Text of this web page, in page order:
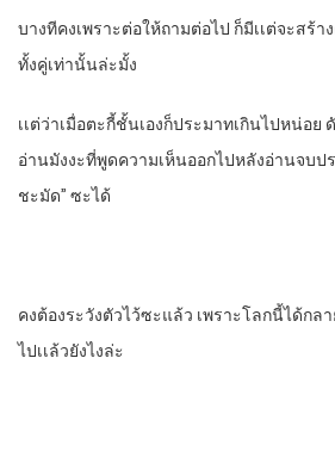
บางทีคงเพราะต่อให้ถามต่อไป​ ก็มีเเต่จะสร้า
ทั้งคู่เท่านั้นล่ะมั้ง
เเต่ว่าเมื่อตะกี้​ชั้นเองก็ประมาท​เกินไปหน่อ
อ่านมังงะที่พูดความเห็นออกไปหลังอ่านจบป
ชะมัด” ซะได้
คงต้องระวังตัวไว้ซะแล้ว​ เพราะโลกนี้ได้กล
ไปเเล้วยังไงล่ะ